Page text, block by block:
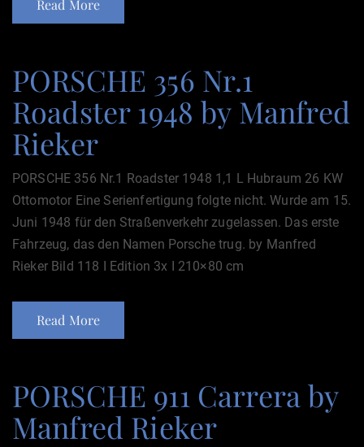
Read More
PORSCHE 356 Nr.1
Roadster 1948 by Manfred
Rieker
PORSCHE 356 Nr.1 Roadster 1948 1,1 L Hubraum 26 KW
Ottomotor Eine Serienfertigung folgte nicht. Wurde am 15.
Juni 1948 für den Straßenverkehr zugelassen. Das erste
Fahrzeug, das den Namen Porsche trug. by Manfred
Rieker Bild 118 I Edition 3x I 210×80 cm
Read More
PORSCHE 911 Carrera by
Manfred Rieker